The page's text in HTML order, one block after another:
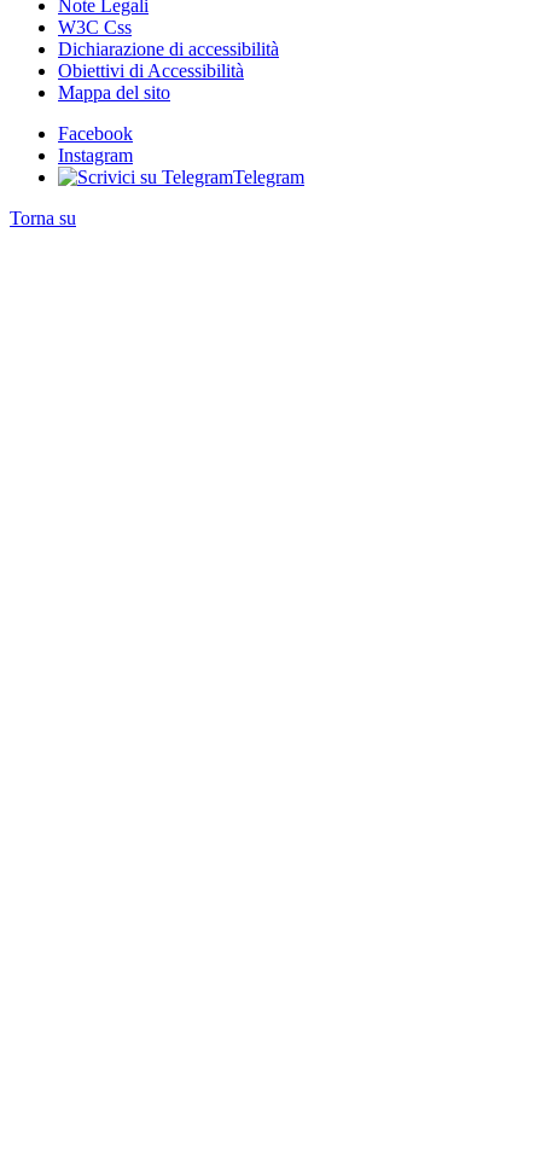
Note Legali
W3C Css
Dichiarazione di accessibilità
Obiettivi di Accessibilità
Mappa del sito
Facebook
Instagram
Telegram
Torna su